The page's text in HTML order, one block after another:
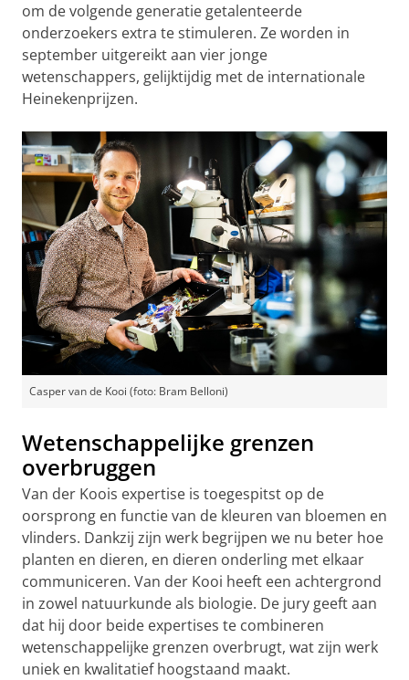
om de volgende generatie getalenteerde
onderzoekers extra te stimuleren. Ze worden in
september uitgereikt aan vier jonge
wetenschappers, gelijktijdig met de internationale
Heinekenprijzen.
Casper van de Kooi (foto: Bram Belloni)
Wetenschappelijke grenzen
overbruggen
Van der Koois expertise is toegespitst op de
oorsprong en functie van de kleuren van bloemen en
vlinders. Dankzij zijn werk begrijpen we nu beter hoe
planten en dieren, en dieren onderling met elkaar
communiceren. Van der Kooi heeft een achtergrond
in zowel natuurkunde als biologie. De jury geeft aan
dat hij door beide expertises te combineren
wetenschappelijke grenzen overbrugt, wat zijn werk
uniek en kwalitatief hoogstaand maakt.